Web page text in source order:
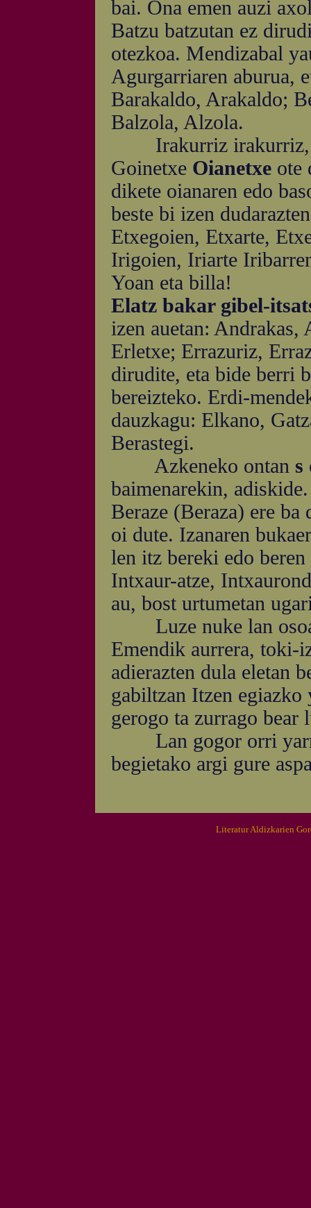
bai. Ona emen auzi
Batzu batzutan ez
otezkoa. Mendizabal
Agurgarriaren aburua,
Barakaldo, Arakaldo;
Balzola, Alzola.
Irakurriz irakurriz,
Goinetxe Oianetxe ote
dikete oianaren edo
beste bi izen
Etxegoien, Etxarte,
Irigoien, Iriarte
Yoan eta billa!
Elatz bakar gibel-
izen auetan: Andrakas,
Erletxe; Errazuriz,
dirudite, eta bide berri
bereizteko. Erdi-
dauzkagu: Elkano,
Berastegi.
Azkeneko ontan s
baimenarekin,
Beraze (Beraza) ere
oi dute. Izanaren
len itz bereki edo
Intxaur-atze,
au, bost urtumetan
Luze nuke lan osoa
Emendik aurrera, toki-
adierazten dula eletan
gabiltzan Itzen
gerogo ta zurrago bear
Lan gogor orri
begietako argi gure
Literatur Aldizkarien